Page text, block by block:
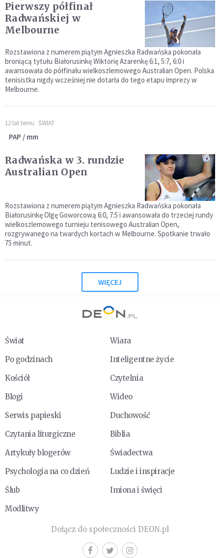
Pierwszy półfinał
Radwańskiej w
Melbourne
Rozstawiona z numerem piątym Agnieszka Radwańska pokonała
broniącą tytułu Białorusinkę Wiktorię Azarenkę 6:1, 5:7, 6:0 i
awansowała do półfinału wielkoszlemowego Australian Open. Polska
tenisistka nigdy wcześniej nie dotarła do tego etapu imprezy w
Melbourne.
12 lat temu ŚWIAT
PAP / mm
Radwańska w 3. rundzie
Australian Open
Rozstawiona z numerem piątym Agnieszka Radwańska pokonała
Białorusinkę Olgę Goworcową 6:0, 7:5 i awansowała do trzeciej rundy
wielkoszlemowego turnieju tenisowego Australian Open,
rozgrywanego na twardych kortach w Melbourne. Spotkanie trwało
75 minut.
WIĘCEJ
Świat
Wiara
Po godzinach
Inteligentne życie
Kościół
Czytelnia
Blogi
Wideo
Serwis papieski
Duchowość
Czytania liturgiczne
Biblia
Artykuły blogerów
Świadectwa
Psychologia na co dzień
Ludzie i inspiracje
Ślub
Imiona i święci
Modlitwy
Dołącz do społeczności DEON.pl